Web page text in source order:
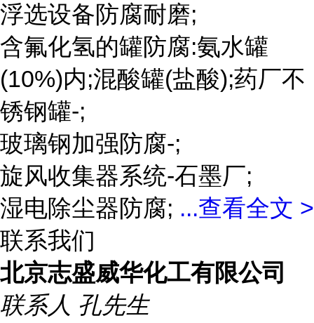
浮选设备防腐耐磨;
含氟化氢的罐防腐:氨水罐
(10%)内;混酸罐(盐酸);药厂不
锈钢罐-;
玻璃钢加强防腐-;
旋风收集器系统-石墨厂;
湿电除尘器防腐; ...查看全文 >
联系我们
北京志盛威华化工有限公司
联系人 孔先生